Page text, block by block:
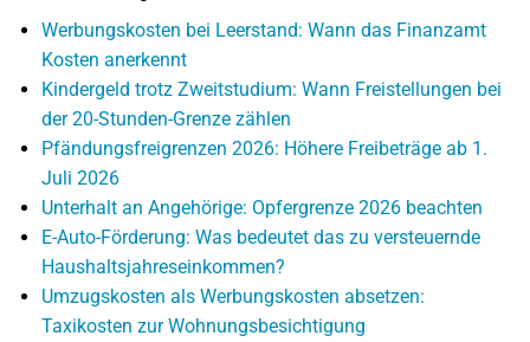
Werbungskosten bei Leerstand: Wann das Finanzamt
Kosten anerkennt
Kindergeld trotz Zweitstudium: Wann Freistellungen bei
der 20-Stunden-Grenze zählen
Pfändungsfreigrenzen 2026: Höhere Freibeträge ab 1.
Juli 2026
Unterhalt an Angehörige: Opfergrenze 2026 beachten
E-Auto-Förderung: Was bedeutet das zu versteuernde
Haushaltsjahreseinkommen?
Umzugskosten als Werbungskosten absetzen:
Taxikosten zur Wohnungsbesichtigung